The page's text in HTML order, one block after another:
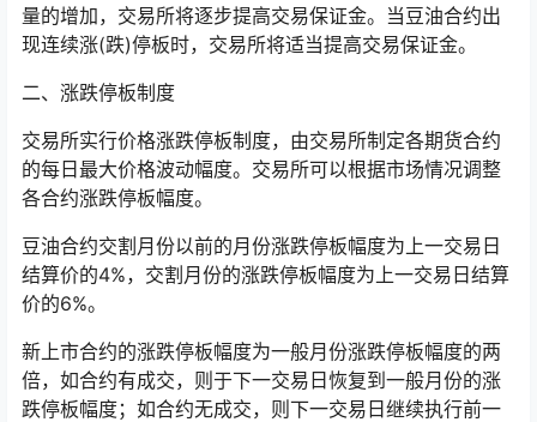
量的增加，交易所将逐步提高交易保证金。当豆油合约出
现连续涨(跌)停板时，交易所将适当提高交易保证金。
二、涨跌停板制度
交易所实行价格涨跌停板制度，由交易所制定各期货合约
的每日最大价格波动幅度。交易所可以根据市场情况调整
各合约涨跌停板幅度。
豆油合约交割月份以前的月份涨跌停板幅度为上一交易日
结算价的4%，交割月份的涨跌停板幅度为上一交易日结算
价的6%。
新上市合约的涨跌停板幅度为一般月份涨跌停板幅度的两
倍，如合约有成交，则于下一交易日恢复到一般月份的涨
跌停板幅度；如合约无成交，则下一交易日继续执行前一